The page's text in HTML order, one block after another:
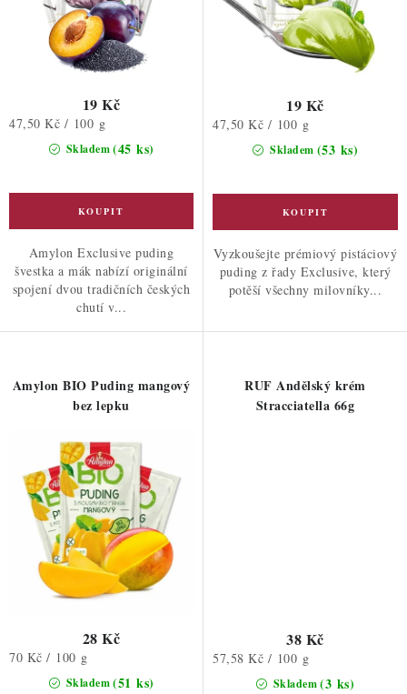
Skladem(45 ks)
19 Kč
Měrná
47,50 Kč / 100 g
Amylon Exclusive puding
švestka a mák nabízí originální
spojení dvou tradičních českých
chutí v...
Skladem (53 ks)
19 Kč
Měrná
47,50 Kč / 100 g
Vyzkoušejte prémiový pistáciový
puding z řady Exclusive, který
potěší všechny milovníky...
Amylon BIO Puding mangový
bez lepku
Skladem(51 ks)
28 Kč
Měrná
70 Kč / 100 g
RUF Andělský krém
Stracciatella 66g
Skladem(3 ks)
38 Kč
Měrná
57,58 Kč / 100 g